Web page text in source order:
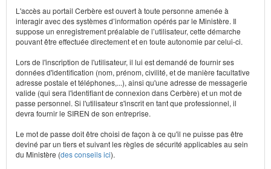
L'accès au portail Cerbère est ouvert à toute personne amenée à
interagir avec des systèmes d’information opérés par le Ministère. Il
suppose un enregistrement préalable de l’utilisateur, cette démarche
pouvant être effectuée directement et en toute autonomie par celui-ci.
Lors de l'inscription de l'utilisateur, il lui est demandé de fournir ses
données d'identification (nom, prénom, civilité, et de manière facultative
adresse postale et téléphones,...), ainsi qu'une adresse de messagerie
valide (qui sera l'identifiant de connexion dans Cerbère) et un mot de
passe personnel. Si l'utilisateur s'inscrit en tant que professionnel, il
devra fournir le SIREN de son entreprise.
Le mot de passe doit être choisi de façon à ce qu'il ne puisse pas être
deviné par un tiers et suivant les règles de sécurité applicables au sein
du Ministère (des conseils ici).